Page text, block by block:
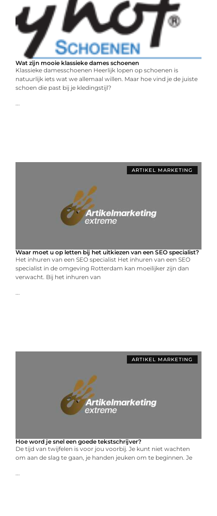
Wat zijn mooie klassieke dames schoenen
Klassieke damesschoenen Heerlijk lopen op schoenen is
natuurlijk iets wat we allemaal willen. Maar hoe vind je de juiste
schoen die past bij je kledingstijl?
...
ARTIKEL MARKETING
Waar moet u op letten bij het uitkiezen van een SEO specialist?
Het inhuren van een SEO specialist Het inhuren van een SEO
specialist in de omgeving Rotterdam kan moeilijker zijn dan
verwacht. Bij het inhuren van
...
ARTIKEL MARKETING
Hoe word je snel een goede tekstschrijver?
De tijd van twijfelen is voor jou voorbij. Je kunt niet wachten
om aan de slag te gaan, je handen jeuken om te beginnen. Je
...